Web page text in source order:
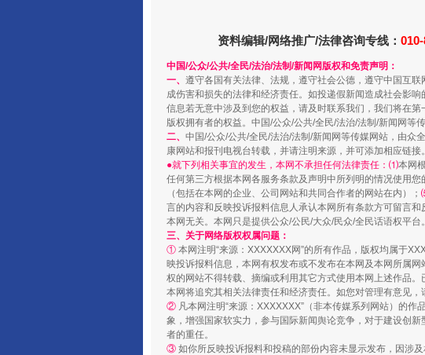
国家大学科技园优化重塑工作
资料编辑/网络推广/法律咨询专线：
中国/公众/公共/全民/法治/法制/新闻网版权和免责声明：
一、 遵守各国有关法律、法规，遵守社会公德，遵守中国互
成伤害和损失的法律和经济责任。如投递假新闻造成社会影
信息若无意中涉及到您的权益，请及时联系我们，我们将在
版权拥有者的权益。中国/公众/公共/全民/法治/法制/新闻网等
二、 中国/公众/公共/全民/法治/法制/新闻网等传媒网站，由众
康网站和报刊电视台转载，并请注明来源，并可添加相应链接。
●就下列相关事宜的发生，本网不承担任何法律责任：⑴本网
任何第三方根据本网各服务条款及声明中所列明的情况使用您
（包括在本网的企业、公司网站和共同合作者的网站在内）；
言的内容和反映投诉报料信息人承认本网所有条款方可留言
本网无关。本网只是提供公众/公民/大众/民众/全民话语权平
三、关于网络版权权属问题：
① 本网注明“来源：XXXXXXX网”的所有作品，版权均属于
映投诉报料信息，本网有权发布或不发布在本网及本网所属
权的网站不得转载、摘编或利用其它方式使用本网上述作品
本网将追究其相关法律责任和经济责任。如您对管理有意见，
② 凡本网注明“来源：XXXXXXX”（非本传媒系列网站）的
象，增强国家软实力，参与国际新闻舆论竞争，对于建设创
者的重任。
③ 如你所反映投诉报料和投稿的部份内容未显示发布，因涉